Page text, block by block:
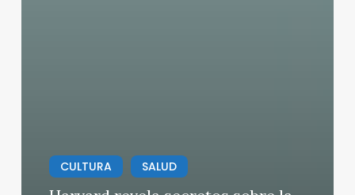
CULTURA SALUD